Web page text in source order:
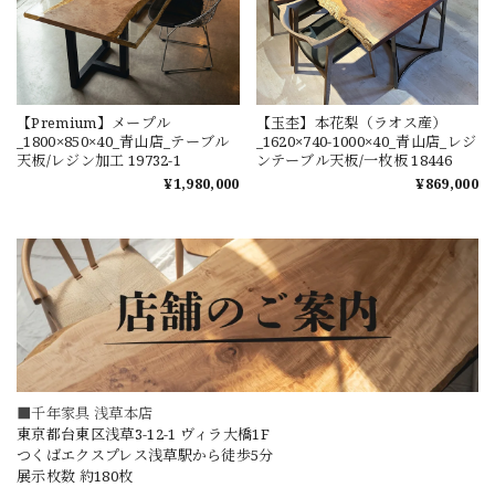
■千年家具 浅草本店
東京都台東区浅草3-12-1 ヴィラ大橋1F
つくばエクスプレス浅草駅から徒歩5分
展示枚数 約180枚
【Premium】メープル
_1800×850×40_青山店_テーブル
天板/レジン加工 19732-1
¥1,980,000
【玉杢】本花梨（ラオス産）
_1620×740-1000×40_青山店_レジ
ンテーブル天板/一枚板 18446
¥869,000